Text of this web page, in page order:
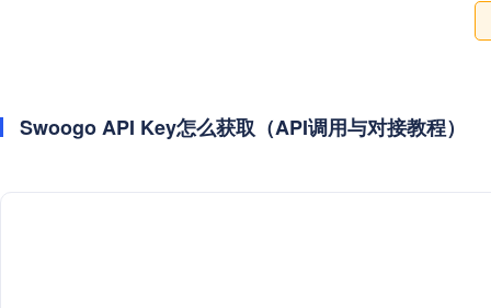
Swoogo API Key怎么获取（API调用与对接教程）